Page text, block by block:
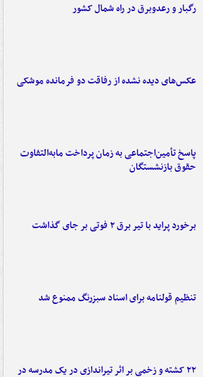
رگبار و رعدوبرق در راه شمال کشور
عکس‌های دیده نشده از رفاقت دو فرمانده‌ موشکی
پاسخ تأمین‌اجتماعی به زمان پرداخت مابه‌التفاوت
حقوق بازنشستگان
برخورد پراید با تیر برق ۲ فوتی بر جای گذاشت
تنظیم قولنامه برای اسناد سبزرنگ ممنوع شد
۲۲ کشته و زخمی بر اثر تیراندازی در یک مدرسه در